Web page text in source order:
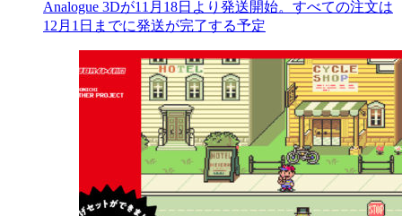
Analogue 3Dが11月18日より発送開始。すべての注文は
12月1日までに発送が完了する予定